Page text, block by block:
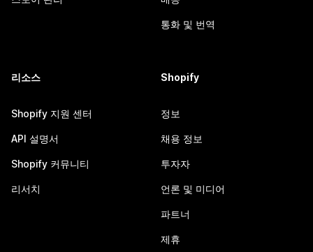
통화 및 번역
리소스
Shopify 지원 센터
API 설명서
Shopify 커뮤니티
리서치
Shopify
정보
채용 정보
투자자
언론 및 미디어
파트너
제휴